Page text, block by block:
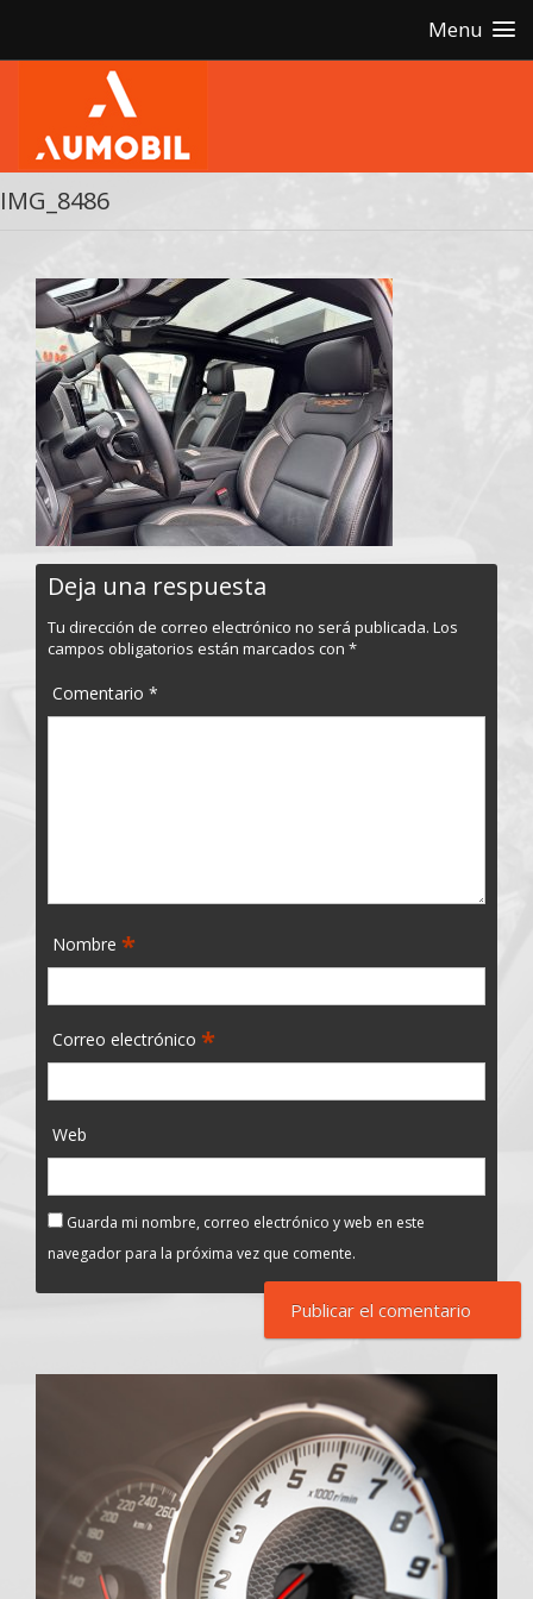
Menu
IMG_8486
Deja una respuesta
Tu dirección de correo electrónico no será publicada. Los
campos obligatorios están marcados con *
Comentario *
Nombre *
Correo electrónico *
Web
Guarda mi nombre, correo electrónico y web en este
navegador para la próxima vez que comente.